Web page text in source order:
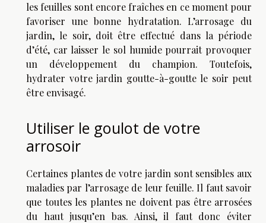
les feuilles sont encore fraîches en ce moment pour
favoriser une bonne hydratation. L’arrosage du
jardin, le soir, doit être effectué dans la période
d’été, car laisser le sol humide pourrait provoquer
un développement du champion. Toutefois,
hydrater votre jardin goutte-à-goutte le soir peut
être envisagé.
Utiliser le goulot de votre
arrosoir
Certaines plantes de votre jardin sont sensibles aux
maladies par l’arrosage de leur feuille. Il faut savoir
que toutes les plantes ne doivent pas être arrosées
du haut jusqu’en bas. Ainsi, il faut donc éviter